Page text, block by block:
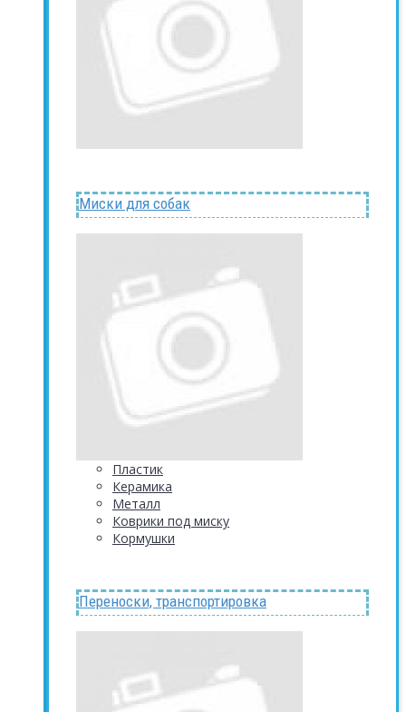
Миски для собак
Пластик
Керамика
Металл
Коврики под миску
Кормушки
Переноски, транспортировка